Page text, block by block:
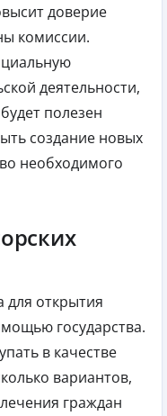
доверие
комиссии.
деятельности,
полезен
создание новых
необходимого
для открытия
государства.
в качестве
вариантов,
граждан